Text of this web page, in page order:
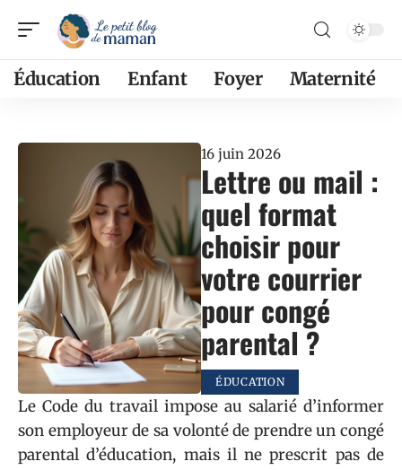
Éducation Enfant Foyer Maternité
16 juin 2026
Lettre ou mail :
quel format
choisir pour
votre courrier
pour congé
parental ?
ÉDUCATION
Le Code du travail impose au salarié d’informer
son employeur de sa volonté de prendre un congé
parental d’éducation, mais il ne prescrit pas de